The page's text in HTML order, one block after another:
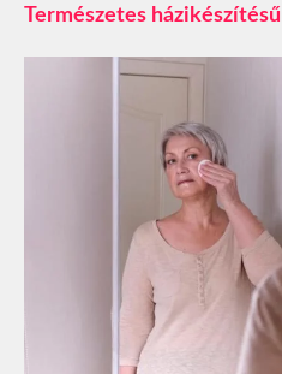
Természetes